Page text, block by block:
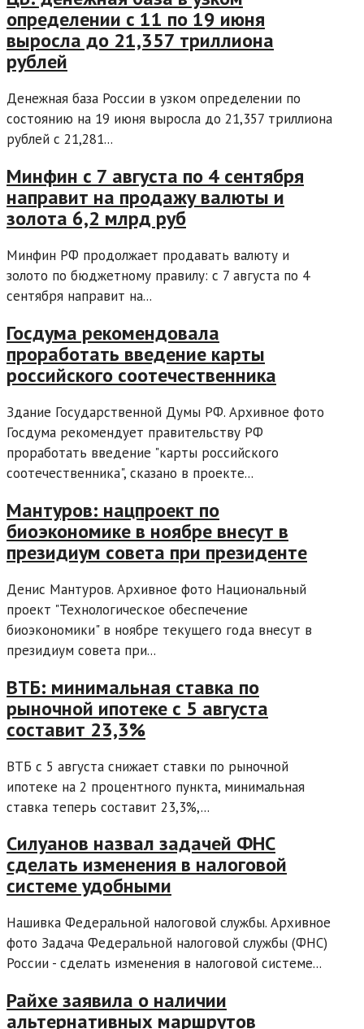
определении с 11 по 19 июня
выросла до 21,357 триллиона
рублей
Денежная база России в узком определении по
состоянию на 19 июня выросла до 21,357 триллиона
рублей с 21,281...
Минфин с 7 августа по 4 сентября
направит на продажу валюты и
золота 6,2 млрд руб
Минфин РФ продолжает продавать валюту и
золото по бюджетному правилу: с 7 августа по 4
сентября направит на...
Госдума рекомендовала
проработать введение карты
российского соотечественника
Здание Государственной Думы РФ. Архивное фото
Госдума рекомендует правительству РФ
проработать введение "карты российского
соотечественника", сказано в проекте...
Мантуров: нацпроект по
биоэкономике в ноябре внесут в
президиум совета при президенте
Денис Мантуров. Архивное фото Национальный
проект "Технологическое обеспечение
биоэкономики" в ноябре текущего года внесут в
президиум совета при...
ВТБ: минимальная ставка по
рыночной ипотеке с 5 августа
составит 23,3%
ВТБ с 5 августа снижает ставки по рыночной
ипотеке на 2 процентного пункта, минимальная
ставка теперь составит 23,3%,...
Силуанов назвал задачей ФНС
сделать изменения в налоговой
системе удобными
Нашивка Федеральной налоговой службы. Архивное
фото Задача Федеральной налоговой службы (ФНС)
России - сделать изменения в налоговой системе...
Райхе заявила о наличии
альтернативных маршрутов